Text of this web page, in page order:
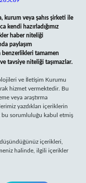
kurum veya şahıs şirketi ile
kendi hazırladığımız
haber niteliği
paylaşım
benzerlikleri tamamen
tavsiye niteliği taşımazlar.
ve İletişim Kurumu
hizmet vermektedir. Bu
veya araştırma
yazdıkları içeriklerin
bu sorumluluğu kabul etmiş
içerikleri,
halinde, ilgili içerikler